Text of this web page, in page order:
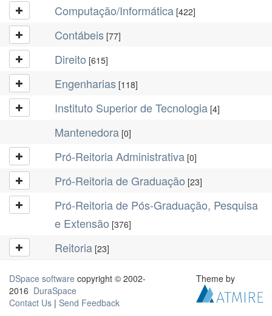
Computação/Informática[422]
Contábeis [77]
Direito [615]
Engenharias [118]
Instituto Superior de Tecnologia[4]
Mantenedora[0]
Pró-Reitoria Administrativa[0]
Pró-Reitoria de Graduação [23]
Pró-Reitoria de Pós-Graduação, Pesquisa
e Extensão [376]
Reitoria[23]
DSpace software copyright © 2002-
2016 DuraSpace
Contact Us | Send Feedback
Theme by